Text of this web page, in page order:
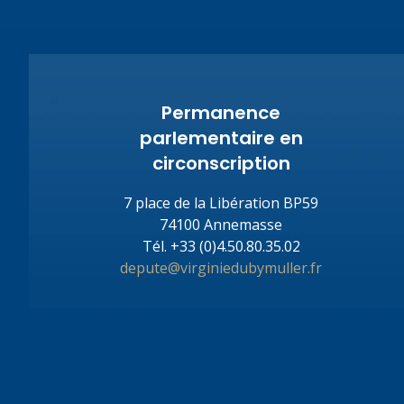
Permanence
parlementaire en
circonscription
7 place de la Libération BP59
74100 Annemasse
Tél. +33 (0)4.50.80.35.02
depute@virginiedubymuller.fr